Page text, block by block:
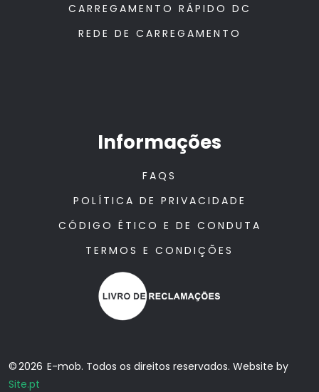
CARREGAMENTO RÁPIDO DC
REDE DE CARREGAMENTO
Informações
FAQS
POLÍTICA DE PRIVACIDADE
CÓDIGO ÉTICO E DE CONDUTA
TERMOS E CONDIÇÕES
© 2026 E-mob. Todos os direitos reservados. Website by
Site.pt